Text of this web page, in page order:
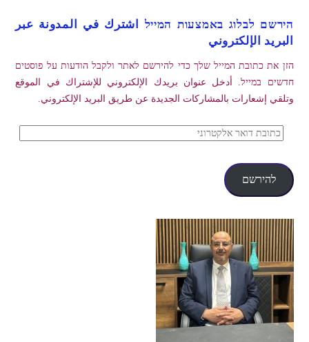
הירשם לבלוג באמצעות המייל اشترك في المدونة عبر
البريد الإلكتروني
הזן את כתובת המייל שלך כדי להירשם לאתר ולקבל הודעות על פוסטים
חדשים במייל. أدخل عنوان بريدك الإلكتروني للإشتراك في الموقع
وتلقي إشعارات بالمشاركات الجديدة عن طريق البريد الإلكتروني.
כתובת
אלקטרוני
להירשם